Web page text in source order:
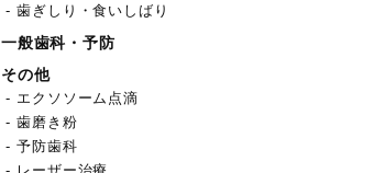
歯ぎしり・食いしばり
一般歯科・予防
その他
エクソソーム点滴
歯磨き粉
予防歯科